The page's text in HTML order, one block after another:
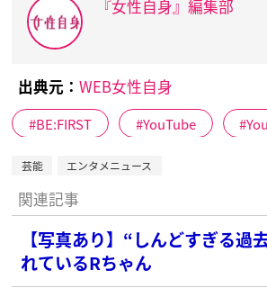
『女性自身』編集部
出典元： WEB女性自身
BE:FIRST YouTube
芸能 エンタメニュース
関連記事
【写真あり】“しんどすぎる過
れているRちゃん